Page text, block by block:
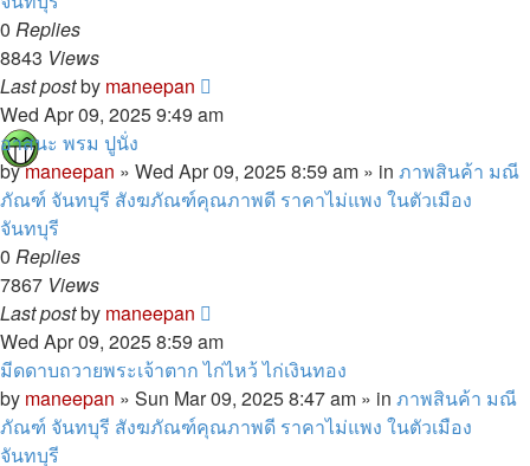
0 Replies
8843 Views
Last postby maneepan
Wed Apr 09, 2025 9:49 am
อาสนะ พรม ปูนั่ง
bymaneepan » Wed Apr 09, 2025 8:59 am » in ภาพสินค้า มณี
ภัณฑ์ จันทบุรี สังฆภัณฑ์คุณภาพดี ราคาไม่แพง ในตัวเมือง
จันทบุรี
0 Replies
7867 Views
Last postby maneepan
Wed Apr 09, 2025 8:59 am
มีดดาบถวายพระเจ้าตาก ไก่ไหว้ ไก่เงินทอง
by maneepan » Sun Mar 09, 2025 8:47 am » in ภาพสินค้า มณี
ภัณฑ์ จันทบุรี สังฆภัณฑ์คุณภาพดี ราคาไม่แพง ในตัวเมือง
จันทบุรี